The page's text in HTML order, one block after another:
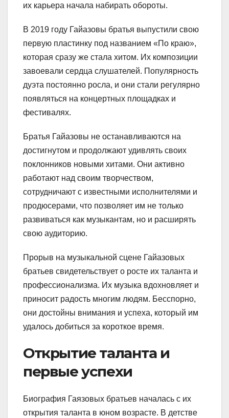
их карьера начала набирать обороты.
В 2019 году Гайазовы братья выпустили свою
первую пластинку под названием «По краю»,
которая сразу же стала хитом. Их композиции
завоевали сердца слушателей. Популярность
дуэта постоянно росла, и они стали регулярно
появляться на концертных площадках и
фестивалях.
Братья Гайазовы не останавливаются на
достигнутом и продолжают удивлять своих
поклонников новыми хитами. Они активно
работают над своим творчеством,
сотрудничают с известными исполнителями и
продюсерами, что позволяет им не только
развиваться как музыкантам, но и расширять
свою аудиторию.
Прорыв на музыкальной сцене Гайазовых
братьев свидетельствует о росте их таланта и
профессионализма. Их музыка вдохновляет и
приносит радость многим людям. Бесспорно,
они достойны внимания и успеха, который им
удалось добиться за короткое время.
Открытие таланта и
первые успехи
Биография Гаязовых братьев началась с их
открытия таланта в юном возрасте. В детстве